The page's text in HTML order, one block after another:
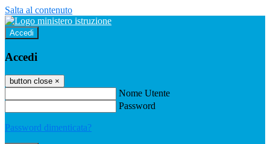
Salta al contenuto
Accedi
Accedi
button close ×
Nome Utente
Password
Password dimenticata?